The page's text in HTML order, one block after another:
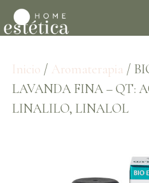
Inicio / Aromaterapia /
LAVANDA FINA – QT:
LINALILO, LINALOL